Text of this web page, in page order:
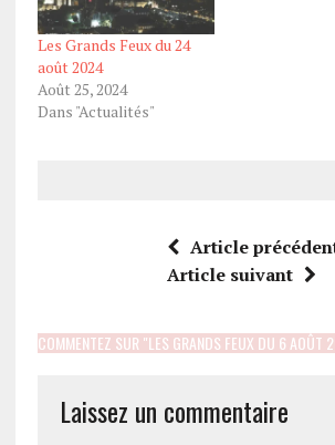
Les Grands Feux du 24
août 2024
Août 25, 2024
Dans "Actualités"
Article
Article suivant
COMMENTEZ SUR "LES GRANDS FEUX DU 6 AOÛT
Laissez un commentaire